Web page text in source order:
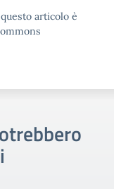
articolo è